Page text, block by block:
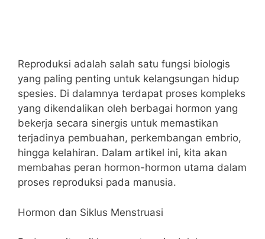
Reproduksi adalah salah satu fungsi biologis
yang paling penting untuk kelangsungan hidup
spesies. Di dalamnya terdapat proses kompleks
yang dikendalikan oleh berbagai hormon yang
bekerja secara sinergis untuk memastikan
terjadinya pembuahan, perkembangan embrio,
hingga kelahiran. Dalam artikel ini, kita akan
membahas peran hormon-hormon utama dalam
proses reproduksi pada manusia.
Hormon dan Siklus Menstruasi